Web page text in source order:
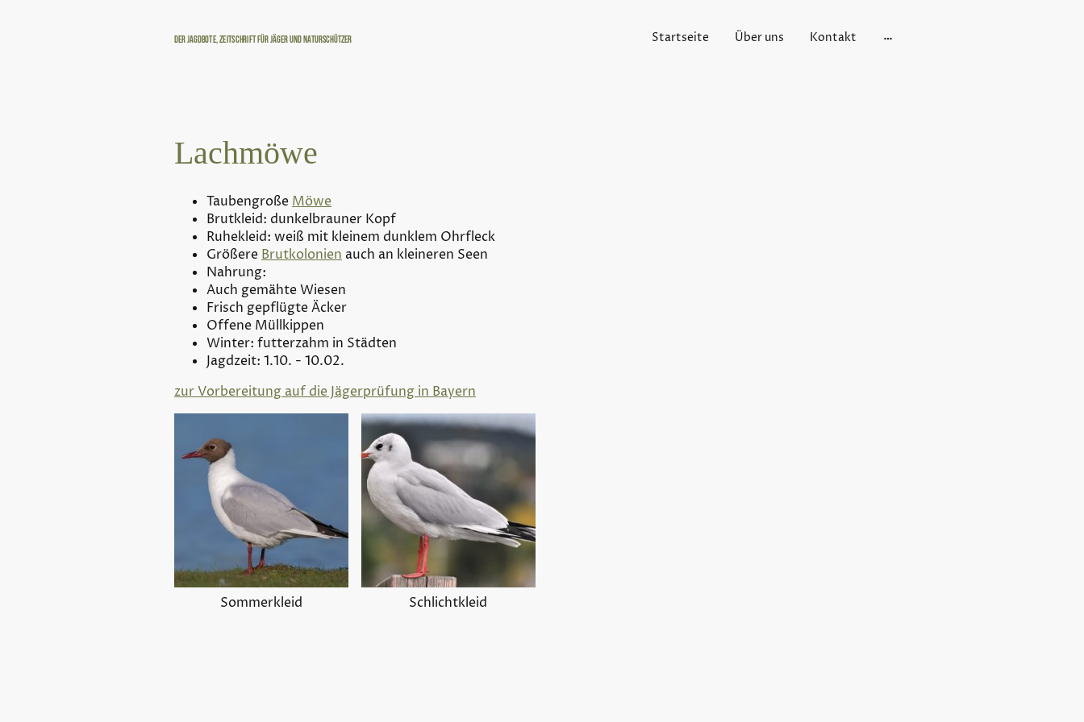
Der Jagdbote, Zeitschrift für Jäger und Naturschützer Startseite Über uns Kontakt
Lachmöwe
TaubengroßeMöwe
Brutkleid: dunkelbrauner Kopf
Ruhekleid: weiß mit kleinem dunklem Ohrfleck
GrößereBrutkolonien auch an kleineren Seen
Nahrung:
Auch gemähte Wiesen
Frisch gepflügte Äcker
Offene Müllkippen
Winter: futterzahm in Städten
Jagdzeit: 1.10. - 10.02.
zur Vorbereitung auf die Jägerprüfung in Bayern
Sommerkleid Schlichtkleid